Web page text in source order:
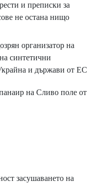
и преписки за
не остана нищо
организатор на
синтетични
и държави от ЕС
на Сливо поле от
засушаването на